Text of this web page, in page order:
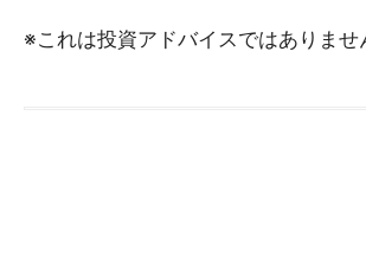
※これは投資アドバイスではありませ